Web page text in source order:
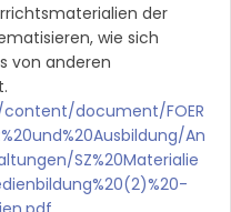
der
wie sich
von anderen
document/FOER
An
SZ%20Materialie